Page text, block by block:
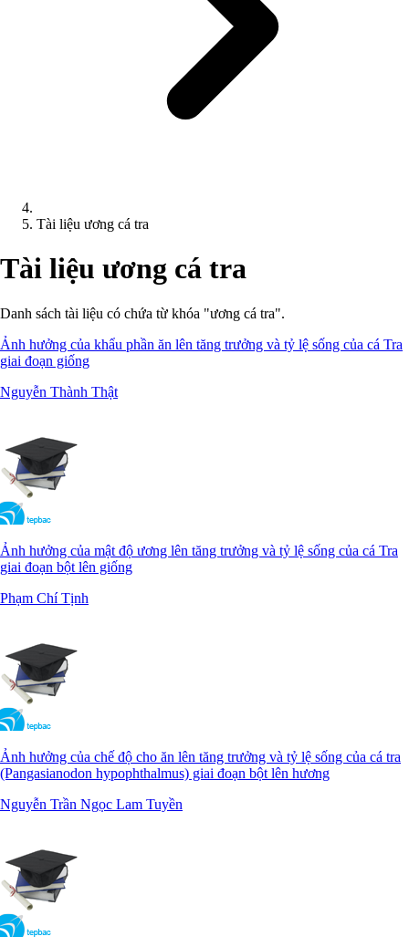
Tài liệu ương cá tra
Tài liệu ương cá tra
Danh sách tài liệu có chứa từ khóa "ương cá tra".
Ảnh hưởng của khẩu phần ăn lên tăng trưởng và tỷ lệ sống của cá Tra
giai đoạn giống
Nguyễn Thành Thật
Ảnh hưởng của mật độ ương lên tăng trưởng và tỷ lệ sống của cá Tra
giai đoạn bột lên giống
Phạm Chí Tịnh
Ảnh hưởng của chế độ cho ăn lên tăng trưởng và tỷ lệ sống của cá tra
(Pangasianodon hypophthalmus) giai đoạn bột lên hương
Nguyễn Trần Ngọc Lam Tuyền